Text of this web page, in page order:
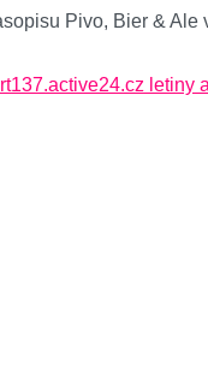
Pivo, Bier &